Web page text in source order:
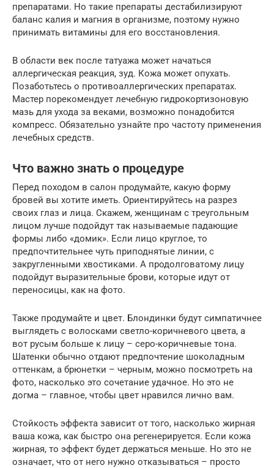
препаратами. Но такие препараты дестабилизируют
баланс калия и магния в организме, поэтому нужно
принимать витамины для его восстановления.
В области век после татуажа может начаться
аллергическая реакция, зуд. Кожа может опухать.
Позаботьтесь о противоаллергических препаратах.
Мастер порекомендует лечебную гидрокортизоновую
мазь для ухода за веками, возможно понадобится
компресс. Обязательно узнайте про частоту применения
лечебных средств.
Что важно знать о процедуре
Перед походом в салон продумайте, какую форму
бровей вы хотите иметь. Ориентируйтесь на разрез
своих глаз и лица. Скажем, женщинам с треугольным
лицом лучше подойдут так называемые падающие
формы либо «домик». Если лицо круглое, то
предпочтительнее чуть приподнятые линии, с
закругленными хвостиками. А продолговатому лицу
подойдут выразительные брови, которые идут от
переносицы, как на фото.
Также продумайте и цвет. Блондинки будут симпатичнее
выглядеть с волосками светло-коричневого цвета, а
вот русым больше к лицу – серо-коричневые тона.
Шатенки обычно отдают предпочтение шоколадным
оттенкам, а брюнетки – черным, можно посмотреть на
фото, насколько это сочетание удачное. Но это не
догма – главное, чтобы цвет нравился лично вам.
Стойкость эффекта зависит от того, насколько жирная
ваша кожа, как быстро она регенерируется. Если кожа
жирная, то эффект будет держаться меньше. Но это не
означает, что от него нужно отказываться – просто